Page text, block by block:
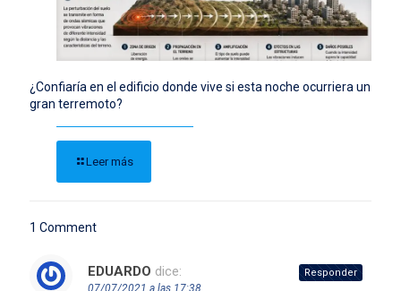
¿Confiaría en el edificio donde vive si esta noche ocurriera un
gran terremoto?
Leer más
1 Comment
EDUARDO dice: Responder